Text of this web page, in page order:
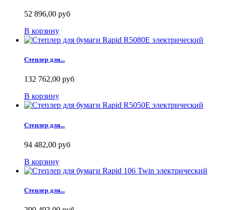
52 896,00 руб
В корзину
Степлер для...
132 762,00 руб
В корзину
Степлер для...
94 482,00 руб
В корзину
Степлер для...